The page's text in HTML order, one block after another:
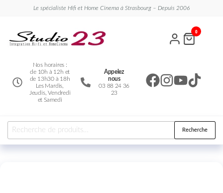
Le spécialiste Hifi et Home Cinema à Strasbourg – Depuis 2006
Nos horaires :
de 10h à 12h et
de 13h30 à 18h
Les Mardis,
Jeudis, Vendredi
et Samedi
Appelez
nous
03 88 24 36
23
0
Recherche